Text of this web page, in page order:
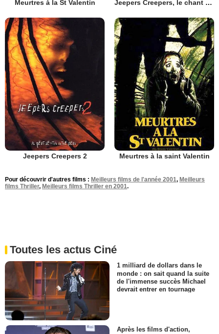
Meurtres à la St Valentin Jeepers Creepers, le chant du diable
Jeepers Creepers 2 Meurtres à la saint Valentin
Pour découvrir d'autres films : Meilleurs films de l'année 2001, Meilleurs
films Thriller, Meilleurs films Thriller en 2001.
Toutes les actus Ciné
1 milliard de dollars dans le
monde : on sait quand la suite
de l'immense succès Michael
devrait entrer en tournage
Après les films d'action,